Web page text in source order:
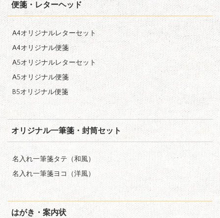
便箋・レターヘッド
A4オリジナルレターセット
A4オリジナル便箋
A5オリジナルレターセット
A5オリジナル便箋
B5オリジナル便箋
オリジナル一筆箋・封筒セット
名入れ一筆箋タテ（和風）
名入れ一筆箋ヨコ（洋風）
はがき・案内状